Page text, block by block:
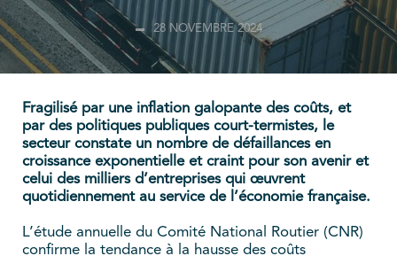
28 NOVEMBRE 2024
Fragilisé par une inflation galopante des coûts, et
par des politiques publiques court-termistes, le
secteur constate un nombre de défaillances en
croissance exponentielle et craint pour son avenir et
celui des milliers d’entreprises qui œuvrent
quotidiennement au service de l’économie française.
L’étude annuelle du Comité National Routier (CNR)
confirme la tendance à la hausse des coûts